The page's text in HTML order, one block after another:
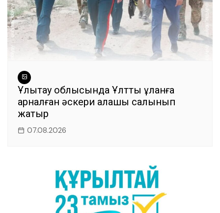
Ұлытау облысында Ұлттық ұланға
арналған әскери қалашық салынып
жатыр
07.08.2026